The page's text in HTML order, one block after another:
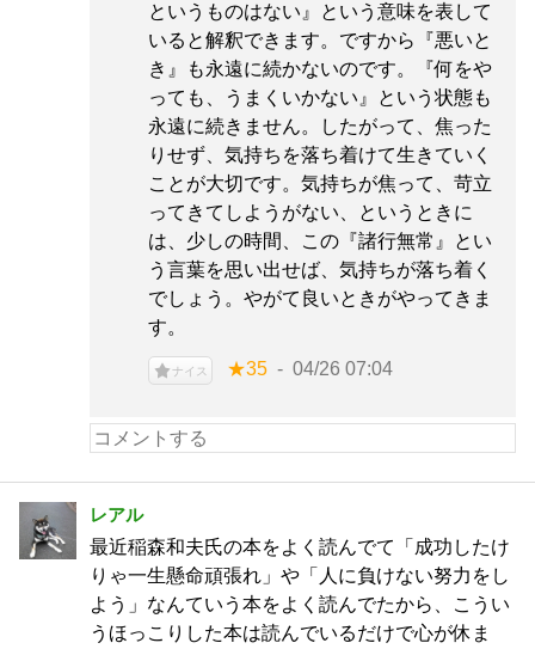
というものはない』という意味を表して
いると解釈できます。ですから『悪いと
き』も永遠に続かないのです。『何をや
っても、うまくいかない』という状態も
永遠に続きません。したがって、焦った
りせず、気持ちを落ち着けて生きていく
ことが大切です。気持ちが焦って、苛立
ってきてしようがない、というときに
は、少しの時間、この『諸行無常』とい
う言葉を思い出せば、気持ちが落ち着く
でしょう。やがて良いときがやってきま
す。
ナイス ★35 04/26 07:04
レアル
最近稲森和夫氏の本をよく読んでて「成功したけ
りゃ一生懸命頑張れ」や「人に負けない努力をし
よう」なんていう本をよく読んでたから、こうい
うほっこりした本は読んでいるだけで心が休ま